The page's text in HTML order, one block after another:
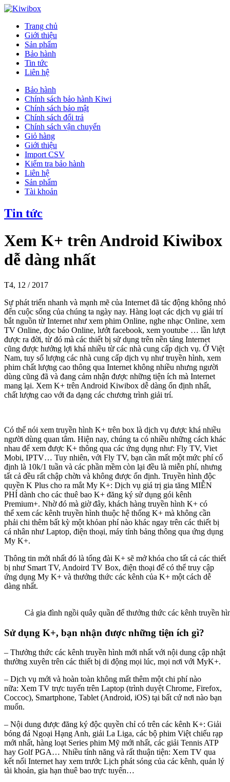
Trang chủ
Giới thiệu
Sản phẩm
Bảo hành
Tin tức
Liên hệ
Bảo hành
Chính sách bảo hành Kiwi
Chính sách bảo mật
Chính sách đổi trả
Chính sách vận chuyển
Giỏ hàng
Giới thiệu
Import CSV
Kiểm tra bảo hành
Liên hệ
Sản phẩm
Tài khoản
Tin tức
Xem K+ trên Android Kiwibox
dễ dàng nhất
T4, 12 / 2017
Sự phát triển nhanh và mạnh mẽ của Internet đã tác động không nhỏ
đến cuộc sống của chúng ta ngày nay. Hàng loạt các dịch vụ giải trí
bắt nguồn từ Internet như xem phim Online, nghe nhạc Online, xem
TV Online, đọc báo Online, lướt facebook, xem youtube … lần lượt
được ra đời, từ đó mà các thiết bị sử dụng trên nền tảng Internet
cũng được hưởng lợi khá nhiều từ các nhà cung cấp dịch vụ. Ở Việt
Nam, tuy số lượng các nhà cung cấp dịch vụ như truyền hình, xem
phim chất lượng cao thông qua Internet không nhiều nhưng người
dùng cũng đã và đang cảm nhận được những tiện ích mà Internet
mang lại. Xem K+ trên Android Kiwibox dễ dàng ổn định nhất,
chất lượng cao với đa dạng các chương trình giải trí.
Có thể nói xem truyền hình K+ trên box là dịch vụ được khá nhiều
người dùng quan tâm. Hiện nay, chúng ta có nhiều những cách khác
nhau để xem được K+ thông qua các ứng dụng như: Fly TV, Viet
Mobi, IPTV… Tuy nhiên, với Fly TV, bạn cần mất một mức phí cố
định là 10k/1 tuần và các phần mềm còn lại đều là miễn phí, nhưng
tất cả đều rất chập chờn và không được ổn định. Truyền hình độc
quyền K Plus cho ra mắt My K+: Dịch vụ giá trị gia tăng MIỄN
PHÍ dành cho các thuê bao K+ đăng ký sử dụng gói kênh
Premium+. Nhờ đó mà giờ đây, khách hàng truyền hình K+ có
thể xem các kênh truyền hình thuộc hệ thống K+ mà không cần
phải chi thêm bất kỳ một khỏan phí nào khác ngay trên các thiết bị
cá nhân như Laptop, điện thoại, máy tính bảng thông qua ứng dụng
My K+.
Thông tin mới nhất đó là tổng đài K+ sẽ mở khóa cho tất cả các thiết
bị như Smart TV, Andoird TV Box, điện thoại để có thể truy cập
ứng dụng My K+ và thưởng thức các kênh của K+ một cách dễ
dàng nhất.
Cả gia đình ngồi quây quần để thưởng thức các kênh truyền
Sử dụng K+, bạn nhận được những tiện ích gì?
– Thưởng thức các kênh truyền hình mới nhất với nội dung cập nhật
thường xuyên trên các thiết bị di động mọi lúc, mọi nơi với MyK+.
– Dịch vụ mới và hoàn toàn không mất thêm một chi phí nào
nữa: Xem TV trực tuyến trên Laptop (trình duyệt Chrome, Firefox,
Coccoc), Smartphone, Tablet (Android, iOS) tại bất cứ nơi nào bạn
muốn.
– Nội dung được đăng ký độc quyền chỉ có trên các kênh K+: Giải
bóng đá Ngoại Hạng Anh, giải La Liga, các bộ phim Việt chiếu rạp
mới nhất, hàng loạt Series phim Mỹ mới nhất, các giải Tennis ATP
hay Golf PGA… Nhiều tính năng và rất thuận tiện: Xem TV qua
kết nối Internet hay xem trước Lịch phát sóng của các kênh, quản lý
tài khoản, gia hạn thuê bao trực tuyến…